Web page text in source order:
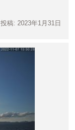
投稿: 2023年1月31日